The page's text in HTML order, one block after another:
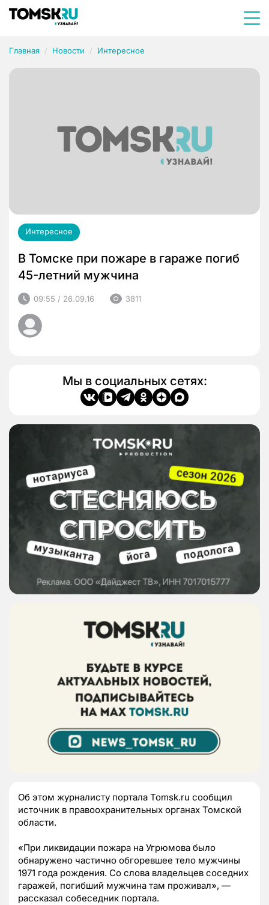
Главная Новости Интересное
Интересное
В Томске при пожаре в гараже погиб
45-летний мужчина
09:55 / 26.09.16 3811
Мы в социальных сетях:
Об этом журналисту портала Tomsk.ru сообщил
источник в правоохранительных органах Томской
области.
«При ликвидации пожара на Угрюмова было
обнаружено частично обгоревшее тело мужчины
1971 года рождения. Со слова владельцев соседних
гаражей, погибший мужчина там проживал», —
рассказал собеседник портала.